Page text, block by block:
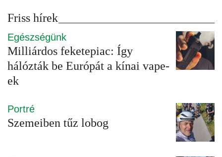
Friss hírek
Egészségünk
Milliárdos feketepiac: Így
hálózták be Európát a kínai vape-
ek
Portré
Szemeiben tűz lobog